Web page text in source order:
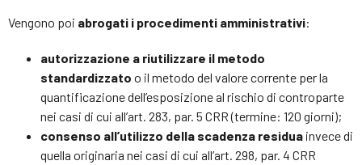
Vengono poi abrogati i procedimenti amministrativi:
autorizzazione a riutilizzare il metodo
standardizzato o il metodo del valore corrente per la
quantificazione dell’esposizione al rischio di controparte
nei casi di cui all’art. 283, par. 5 CRR (termine: 120 giorni);
consenso all’utilizzo della scadenza residua invece di
quella originaria nei casi di cui all’art. 298, par. 4 CRR